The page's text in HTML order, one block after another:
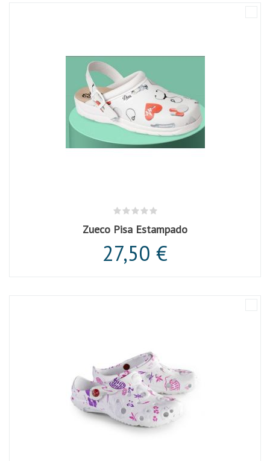
Zueco Pisa Estampado
27,50 €